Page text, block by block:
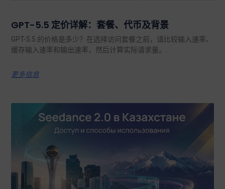
GPT-5.5 定价详解：套餐、代币及背景
GPT-5.5 的价格是多少？在选择访问套餐之前，请比较输入速率、
缓存输入速率和输出速率，然后计算实际请求量。.
更多信息